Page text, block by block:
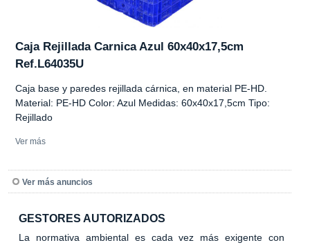
Caja Rejillada Carnica Azul 60x40x17,5cm
Ref.L64035U
Caja base y paredes rejillada cárnica, en material PE-HD.
Material: PE-HD Color: Azul Medidas: 60x40x17,5cm Tipo:
Rejillado
Ver más
Ver más anuncios
GESTORES AUTORIZADOS
La normativa ambiental es cada vez más exigente con